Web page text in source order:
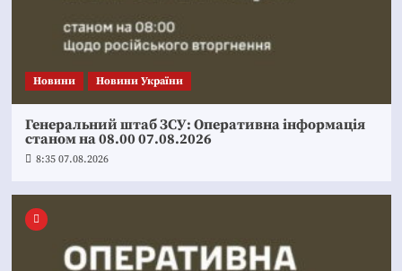
Новини Новини України
Генеральний штаб ЗСУ: Оперативна інформація
станом на 08.00 07.08.2026
8:35 07.08.2026